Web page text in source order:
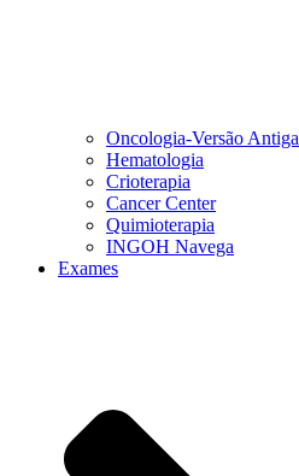
Oncologia-Versão Antiga
Hematologia
Crioterapia
Cancer Center
Quimioterapia
INGOH Navega
Exames